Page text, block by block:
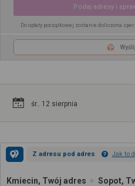
Podaj adresy i
Do opłaty początkowej zostanie doliczona
śr.. 12 sierpnia
Z adresu pod adres Jak to
Kmiecin, Twój adres Sopot,